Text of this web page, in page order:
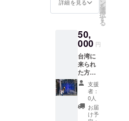
た際一
緒にカ
くとい
うもの
です。
台湾へ
来る際
ご連絡
くださ
いま
せ。 ※
交通
費・滞
ジナルステッ
カーは私の名前
入りの可愛らし
いものをご用意
致します。サイ
ズは直径5cmの
円形を予定して
おります。デザ
インは今のとこ
ろ1種類の予定で
すが変更になる
可能性がありま
詳細を見る ン
を
選
択
す
る
50,
000 円
台湾に
来られ
た方、
一緒に
観光地
巡りを
しま
しょ
支援
者：
0人
お届
け予